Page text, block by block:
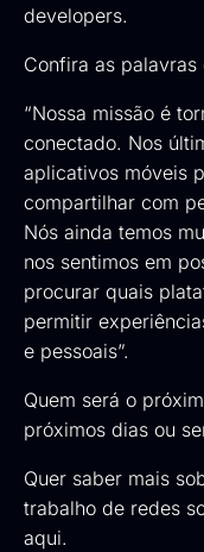
developers.
Confira as
“Nossa missão é
conectado. Nos
aplicativos móveis
compartilhar com
Nós ainda temos
nos sentimos em
procurar quais
permitir
e pessoais”.
Quem será o
próximos dias ou
Quer saber mais
trabalho de redes
aqui.